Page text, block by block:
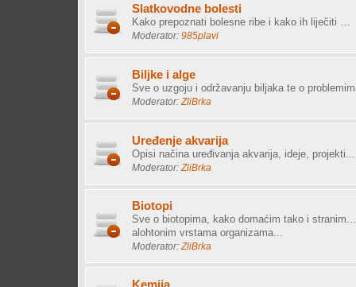
Slatkovodne bolesti
Kako prepoznati bolesne ribe i kako ih liječiti …
Moderator: 985plavi
Biljke i alge
Sve o uzgoju i održavanju biljaka te o
Moderator: ZliBrka
Uređenje akvarija
Opisi načina uređivanja akvarija, ideje, projekti...
Moderator: ZliBrka
Biotopi
Sve o biotopima, kako domaćim tako i
alohtonim vrstama organizama...
Moderator: ZliBrka
Kemija